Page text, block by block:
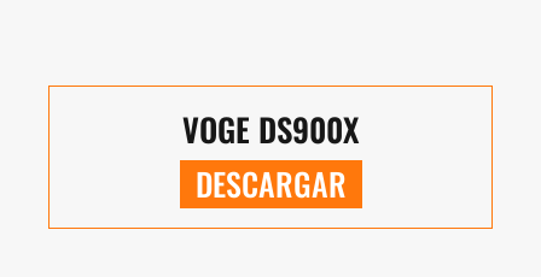
VOGE DS900X
DESCARGAR